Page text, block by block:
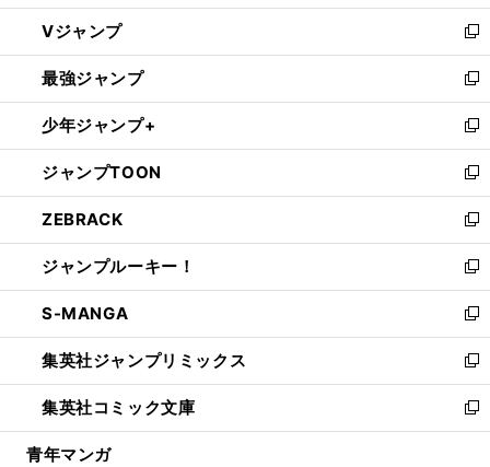
ウ
ィ
ン
ド
ウ
で
開
く
し
い
ウ
ィ
ン
ド
ウ
で
開
く
Vジャンプ
新
し
い
ウ
ィ
ン
ド
ウ
で
開
く
最強ジャンプ
新
し
い
ウ
ィ
ン
ド
ウ
で
開
く
少年ジャンプ+
新
し
い
ウ
ィ
ン
ド
ウ
で
開
く
ジャンプTOON
新
し
い
ウ
ィ
ン
ド
ウ
で
開
く
ZEBRACK
新
し
い
ウ
ィ
ン
ド
ウ
で
開
ジャンプルーキー！
新
し
い
ウ
ィ
ン
ド
ウ
S-MANGA
新
し
い
ウ
ィ
ン
集英社ジャンプリミックス
新
し
い
ウ
集英社コミック文庫
新
し
青年マンガ